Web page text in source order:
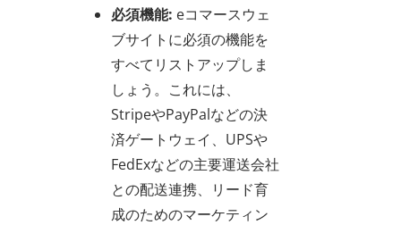
必須機能: eコマースウェ
ブサイトに必須の機能を
すべてリストアップしま
しょう。これには、
StripeやPayPalなどの決
済ゲートウェイ、UPSや
FedExなどの主要運送会社
との配送連携、リード育
成のためのマーケティン